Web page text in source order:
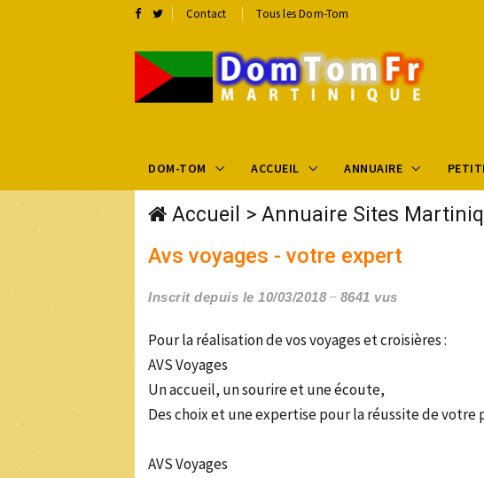
Contact Tous les Dom-Tom
DOM-TOM ACCUEIL ANNUAIRE
Accueil > Annuaire Sites
Avs voyages - votre expert
Inscrit depuis le 10/03/2018 8641 vus
Pour la réalisation de vos voyages et croisières :
AVS Voyages
Un accueil, un sourire et une écoute,
Des choix et une expertise pour la réussite de votre
AVS Voyages